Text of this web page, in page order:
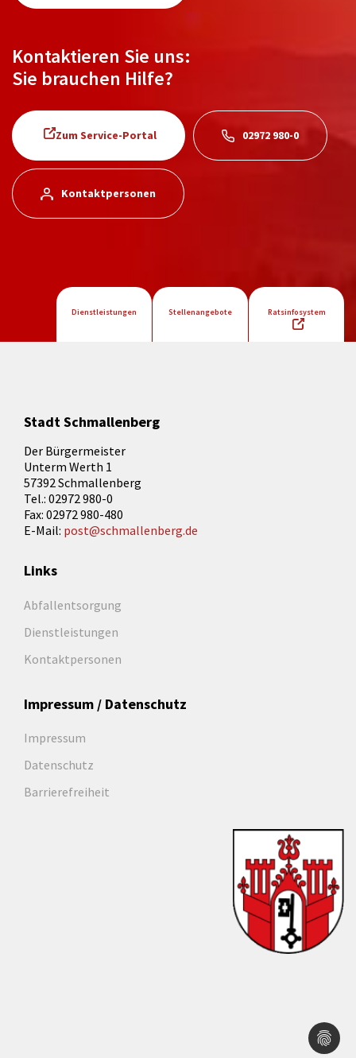
Kontaktieren Sie uns:
Sie brauchen Hilfe?
Zum Service-Portal 02972 980-0
Kontaktpersonen
Dienstleistungen Stellenangebote Ratsinfosystem
Stadt Schmallenberg
Der Bürgermeister
Unterm Werth 1
57392 Schmallenberg
Tel.: 02972 980-0
Fax: 02972 980-480
E-Mail: post@schmallenberg.de
Links
Abfallentsorgung
Dienstleistungen
Kontaktpersonen
Impressum / Datenschutz
Impressum
Datenschutz
Barrierefreiheit